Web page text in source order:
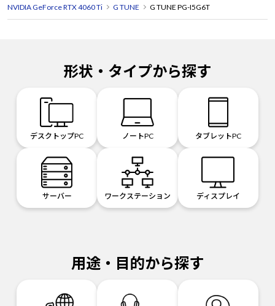
NVIDIA GeForce RTX 4060 Ti
G TUNE G TUNE PG-I5G6T
形状・タイプから探す
デスクトップPC ノートPC タブレットPC
サーバー ワークステーション ディスプレイ
用途・目的から探す